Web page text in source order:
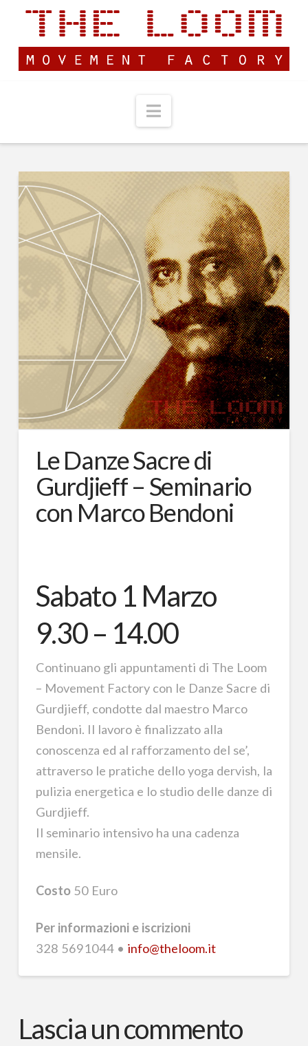
Navigation
Le Danze Sacre di
Gurdjieff – Seminario
con Marco Bendoni
Sabato 1 Marzo
9.30 – 14.00
Continuano gli appuntamenti di The Loom
– Movement Factory con le Danze Sacre di
Gurdjieff, condotte dal maestro Marco
Bendoni. Il lavoro è finalizzato alla
conoscenza ed al rafforzamento del se’,
attraverso le pratiche dello yoga dervish, la
pulizia energetica e lo studio delle danze di
Gurdjieff.
Il seminario intensivo ha una cadenza
mensile.
Costo50 Euro
Per informazioni e iscrizioni
328 5691044 • info@theloom.it
Lascia un commento